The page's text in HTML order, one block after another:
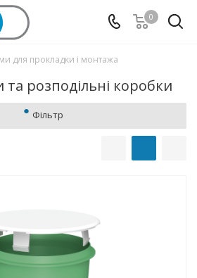
0
для прокладки і монтажа
та розподільні коробки
Фільтр